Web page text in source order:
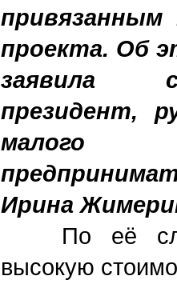
привязанным
проекта. Об
заявила
президент,
малого
Ирина
По её
высокую